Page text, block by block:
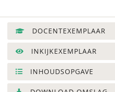
DOCENTEXEMPLAAR
INKIJKEXEMPLAAR
INHOUDSOPGAVE